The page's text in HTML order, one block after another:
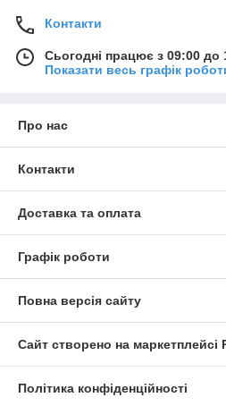
Контакти
Сьогодні працює з 09:00 до
Показати весь графік
Про нас
Контакти
Доставка та оплата
Графік роботи
Повна версія сайту
Сайт створено на маркетплейсі
Політика конфіденційності